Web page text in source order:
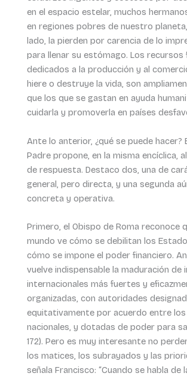
en el espacio estelar, muchos
en regiones pobres de nuestro
lado, la pierden por carencia de lo
para llenar su estómago. Los recursos
dedicados a la producción y al
hiere o destruye la vida, son
que los que se gastan en ayuda
cuidarla y promoverla en países
Ante lo anterior, ¿qué se puede hacer?
Padre propone, en la misma encíclica,
de respuesta. Destaco dos, una de
general, pero directa, y una segunda
concreta y operativa.
Primero, el Obispo de Roma reconoce
mundo ve cómo se debilitan los
cómo se impone el poder financiero.
vuelve indispensable la maduración de
internacionales más fuertes y
organizadas, con autoridades
equitativamente por acuerdo entre
nacionales, y dotadas de poder para
172). Pero es muy interesante no
los matices, los subrayados y las
señala Francisco: “Cuando se habla de